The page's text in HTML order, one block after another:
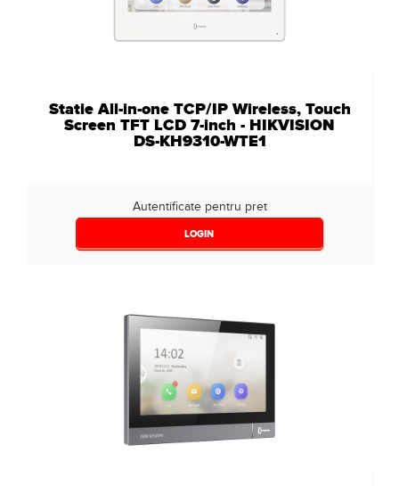
Statie All-in-one TCP/IP Wireless, Touch
Screen TFT LCD 7-inch - HIKVISION
DS-KH9310-WTE1
Autentificate pentru pret
LOGIN